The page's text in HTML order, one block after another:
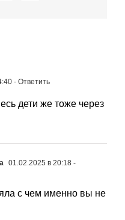
- Ответить
дети же тоже через
01.02.2025 в 20:18 -
с чем именно вы не